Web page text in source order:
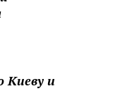
Киеву и